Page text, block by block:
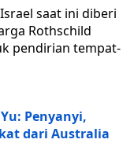
saat ini diberi
Rothschild
pendirian tempat-
Penyanyi,
dari Australia